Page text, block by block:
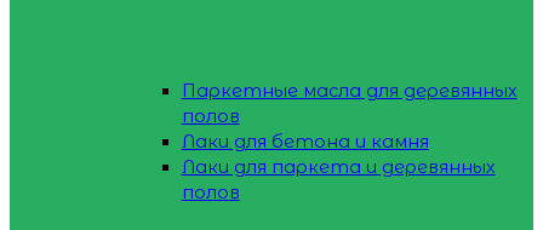
Паркетные масла для деревянных
полов
Лаки для бетона и камня
Лаки для паркета и деревянных
полов